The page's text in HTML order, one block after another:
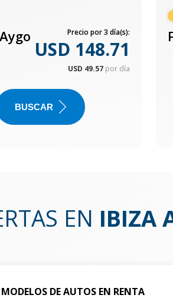
Precio por 3 día(s):
USD 148.71
USD 49.57 por día
BUSCAR
EN IBIZA
MODELOS DE AUTOS EN RENTA